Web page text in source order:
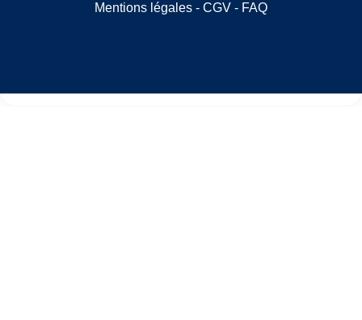
Mentions légales - CGV - FAQ